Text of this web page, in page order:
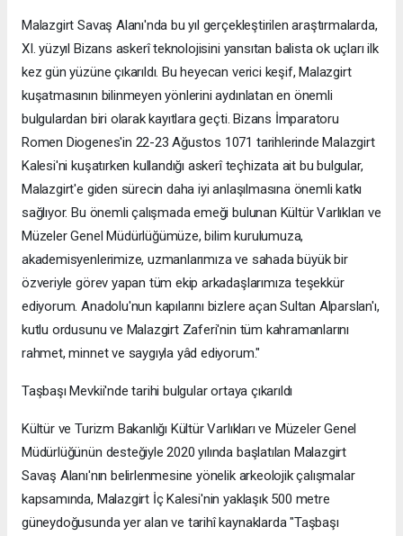
Malazgirt Savaş Alanı'nda bu yıl gerçekleştirilen araştırmalarda,
XI. yüzyıl Bizans askerî teknolojisini yansıtan balista ok uçları ilk
kez gün yüzüne çıkarıldı. Bu heyecan verici keşif, Malazgirt
kuşatmasının bilinmeyen yönlerini aydınlatan en önemli
bulgulardan biri olarak kayıtlara geçti. Bizans İmparatoru
Romen Diogenes'in 22-23 Ağustos 1071 tarihlerinde Malazgirt
Kalesi'ni kuşatırken kullandığı askerî teçhizata ait bu bulgular,
Malazgirt'e giden sürecin daha iyi anlaşılmasına önemli katkı
sağlıyor. Bu önemli çalışmada emeği bulunan Kültür Varlıkları ve
Müzeler Genel Müdürlüğümüze, bilim kurulumuza,
akademisyenlerimize, uzmanlarımıza ve sahada büyük bir
özveriyle görev yapan tüm ekip arkadaşlarımıza teşekkür
ediyorum. Anadolu'nun kapılarını bizlere açan Sultan Alparslan'ı,
kutlu ordusunu ve Malazgirt Zaferi'nin tüm kahramanlarını
rahmet, minnet ve saygıyla yâd ediyorum."
Taşbaşı Mevkii'nde tarihi bulgular ortaya çıkarıldı
Kültür ve Turizm Bakanlığı Kültür Varlıkları ve Müzeler Genel
Müdürlüğünün desteğiyle 2020 yılında başlatılan Malazgirt
Savaş Alanı'nın belirlenmesine yönelik arkeolojik çalışmalar
kapsamında, Malazgirt İç Kalesi'nin yaklaşık 500 metre
güneydoğusunda yer alan ve tarihî kaynaklarda "Taşbaşı